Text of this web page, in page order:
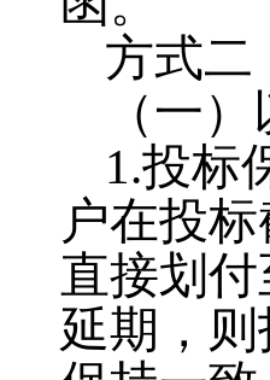
方式二
（一
1.投标
户在投
直接划
延期，